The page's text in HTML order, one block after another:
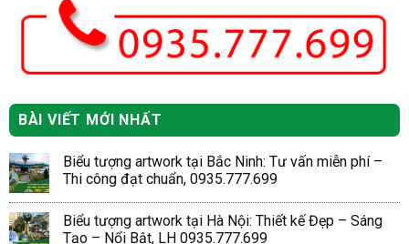
BÀI VIẾT MỚI NHẤT
Biểu tượng artwork tại Bắc Ninh: Tư vấn miễn phí –
Thi công đạt chuẩn, 0935.777.699
Biểu tượng artwork tại Hà Nội: Thiết kế Đẹp – Sáng
Tạo – Nổi Bật, LH 0935.777.699